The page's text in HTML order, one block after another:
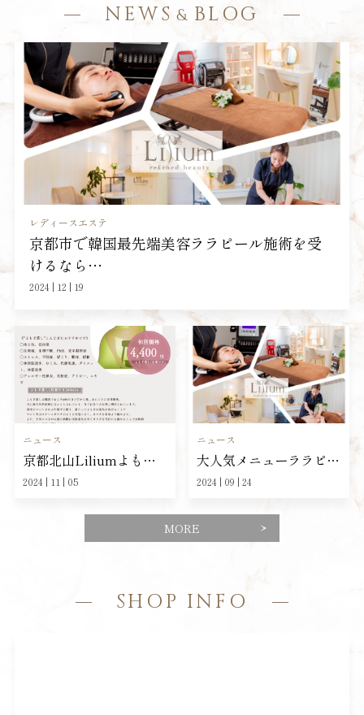
NEWS & BLOG
レディースエステ
京都市で韓国最先端美容ララピール施術を受
けるなら…
2024 | 12 | 19
ニュース
京都北山Liliumよもぎ蒸しホームページご覧の…
2024 | 11 | 05
ニュース
大人気メニューララピールの口コミ紹介【京都北山エ…
2024 | 09 | 24
MORE
SHOP INFO